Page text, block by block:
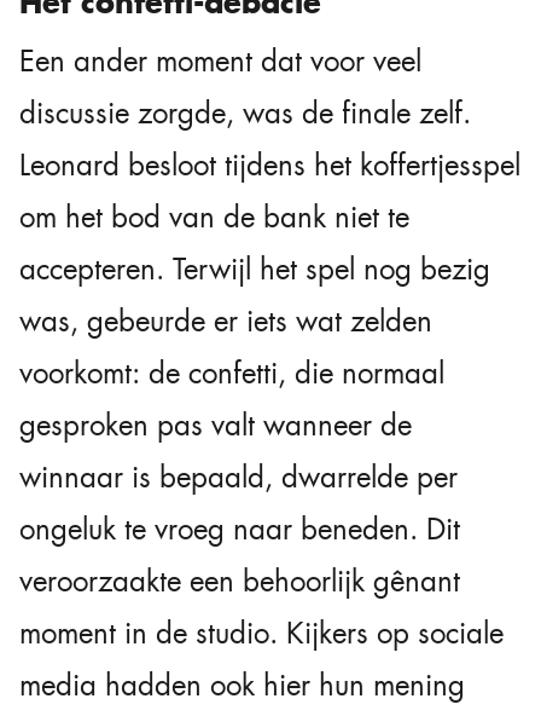
Een ander moment dat voor veel
discussie zorgde, was de finale zelf.
Leonard besloot tijdens het koffertjesspel
om het bod van de bank niet te
accepteren. Terwijl het spel nog bezig
was, gebeurde er iets wat zelden
voorkomt: de confetti, die normaal
gesproken pas valt wanneer de
winnaar is bepaald, dwarrelde per
ongeluk te vroeg naar beneden. Dit
veroorzaakte een behoorlijk gênant
moment in de studio. Kijkers op sociale
media hadden ook hier hun mening